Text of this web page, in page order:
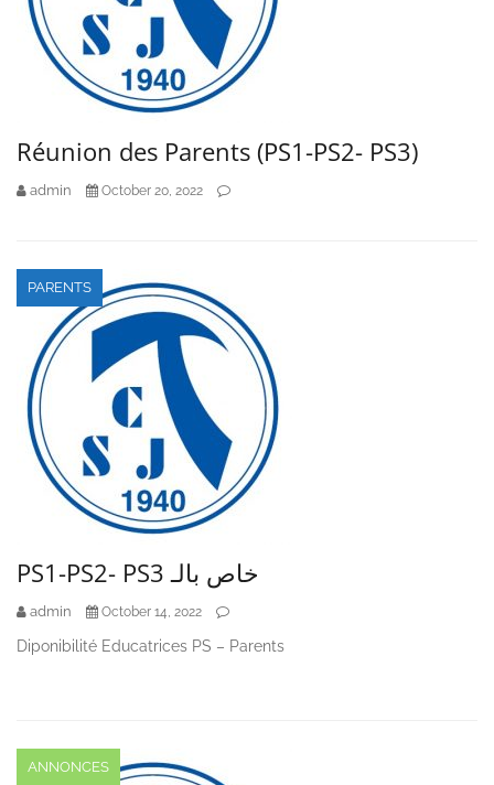
Réunion des Parents (PS1-PS2- PS3)
admin October 20, 2022
PARENTS
PS1-PS2- PS3 خاص بالـ
admin October 14, 2022
Diponibilité Educatrices PS – Parents
ANNONCES